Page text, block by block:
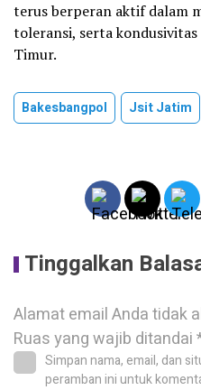
terus berperan aktif dalam
toleransi, serta kondusivitas
Timur.
Bakesbangpol Jsit Jatim
Tinggalkan
Alamat email Anda tidak
Ruas yang wajib ditandai
Simpan nama, email, dan
peramban ini untuk